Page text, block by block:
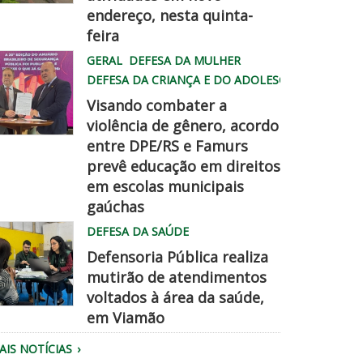
endereço, nesta quinta-
feira
GERAL DEFESA DA MULHER
DEFESA DA CRIANÇA E DO ADOLESCENTE
Visando combater a
violência de gênero, acordo
entre DPE/RS e Famurs
prevê educação em direitos
em escolas municipais
gaúchas
DEFESA DA SAÚDE
Defensoria Pública realiza
mutirão de atendimentos
voltados à área da saúde,
em Viamão
NOTÍCIAS